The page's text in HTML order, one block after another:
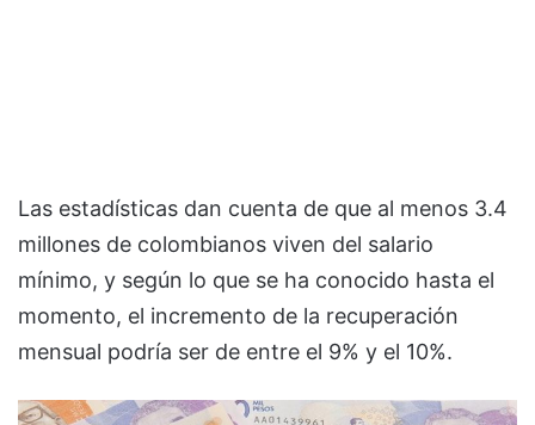
Las estadísticas dan cuenta de que al menos 3.4
millones de colombianos viven del salario
mínimo, y según lo que se ha conocido hasta el
momento, el incremento de la recuperación
mensual podría ser de entre el 9% y el 10%.